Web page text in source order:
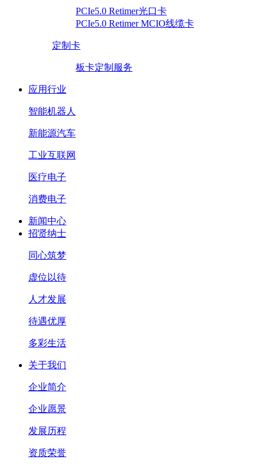
PCIe5.0 Retimer光口卡
PCIe5.0 Retimer MCIO线缆卡
定制卡
板卡定制服务
应用行业
智能机器人
新能源汽车
工业互联网
医疗电子
消费电子
新闻中心
招贤纳士
同心筑梦
虚位以待
人才发展
待遇优厚
多彩生活
关于我们
企业简介
企业愿景
发展历程
资质荣誉